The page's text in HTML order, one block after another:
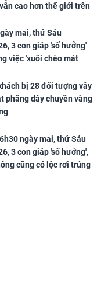
cao hơn thế giới trên
mai, thứ Sáu
3 con giáp 'số hưởng'
việc 'xuôi chèo mát
tài 'thu về như nước',
viên mãn
bị 28 đối tượng vây
phăng dây chuyền vàng
ngày mai, thứ Sáu
3 con giáp 'số hưởng',
cũng có lộc rơi trúng